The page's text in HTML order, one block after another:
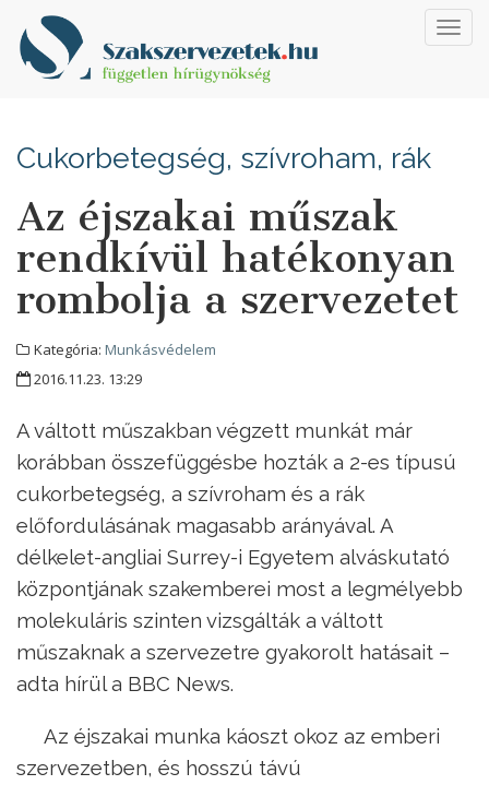
Cukorbetegség, szívroham, rák
Az éjszakai műszak
rendkívül hatékonyan
rombolja a szervezetet
Kategória: Munkásvédelem
2016.11.23. 13:29
A váltott műszakban végzett munkát már
korábban összefüggésbe hozták a 2-es típusú
cukorbetegség, a szívroham és a rák
előfordulásának magasabb arányával. A
délkelet-angliai Surrey-i Egyetem alváskutató
központjának szakemberei most a legmélyebb
molekuláris szinten vizsgálták a váltott
műszaknak a szervezetre gyakorolt hatásait –
adta hírül a BBC News.
Az éjszakai munka káoszt okoz az emberi
szervezetben, és hosszú távú